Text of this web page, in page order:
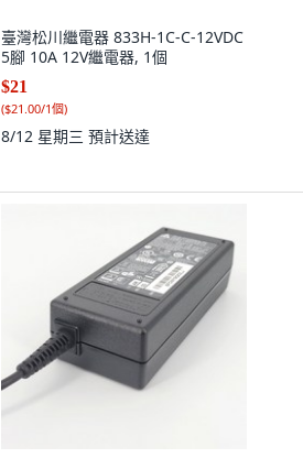
臺灣松川繼電器 833H-1C-C-12VDC
5腳 10A 12V繼電器, 1個
$21
($21.00/1個)
8/12 星期三 預計送達